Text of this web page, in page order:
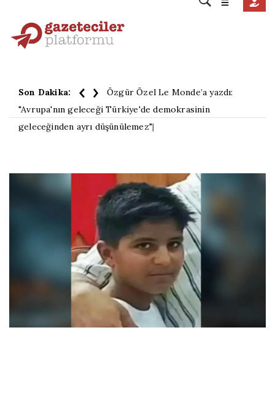
Son Dakika:
Özgür Özel Le Monde’a yazdı:
"Avrupa'nın geleceği Türkiye'de demokrasinin
geleceğinden ayrı düşünülemez"|